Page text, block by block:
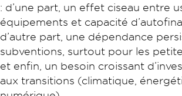
: d’une part, un effet ciseau entre
équipements et capacité
d’autre part, une dépendance
subventions, surtout pour les
et enfin, un besoin croissant
aux transitions (climatique,